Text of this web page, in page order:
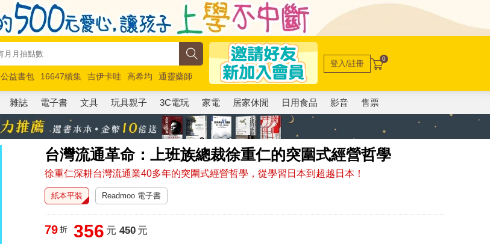
公益書包 16647續集 吉伊卡哇 高希均
通靈藥師
馬斯克 玩具總動員5 超慢跑
登入/註冊 0
雜誌 電子書 文具 玩具親子 3C電玩 家電 居家休閒 日用食品 影音 售票
台灣流通革命：上班族總裁徐重仁的突圍式經營哲學
徐重仁深耕台灣流通業40多年的突圍式經營哲學，從學習日本到超越日本！
紙本平裝 Readmoo 電子書
79 折 356 元 450元